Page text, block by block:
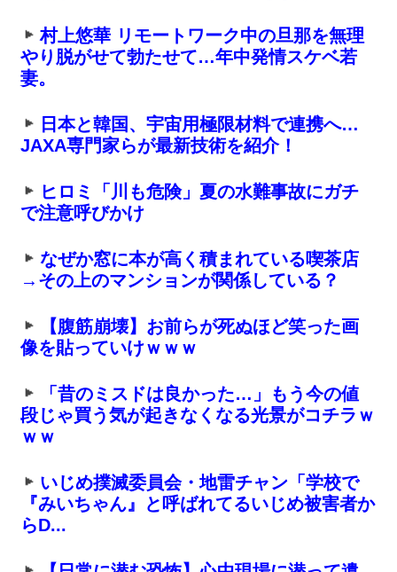
村上悠華 リモートワーク中の旦那を無理
やり脱がせて勃たせて…年中発情スケベ若
妻。
日本と韓国、宇宙用極限材料で連携へ…
JAXA専門家らが最新技術を紹介！
ヒロミ「川も危険」夏の水難事故にガチ
で注意呼びかけ
なぜか窓に本が高く積まれている喫茶店
→その上のマンションが関係している？
【腹筋崩壊】お前らが死ぬほど笑った画
像を貼っていけｗｗｗ
「昔のミスドは良かった…」もう今の値
段じゃ買う気が起きなくなる光景がコチラｗ
ｗｗ
いじめ撲滅委員会・地雷チャン「学校で
『みいちゃん』と呼ばれてるいじめ被害者か
らD...